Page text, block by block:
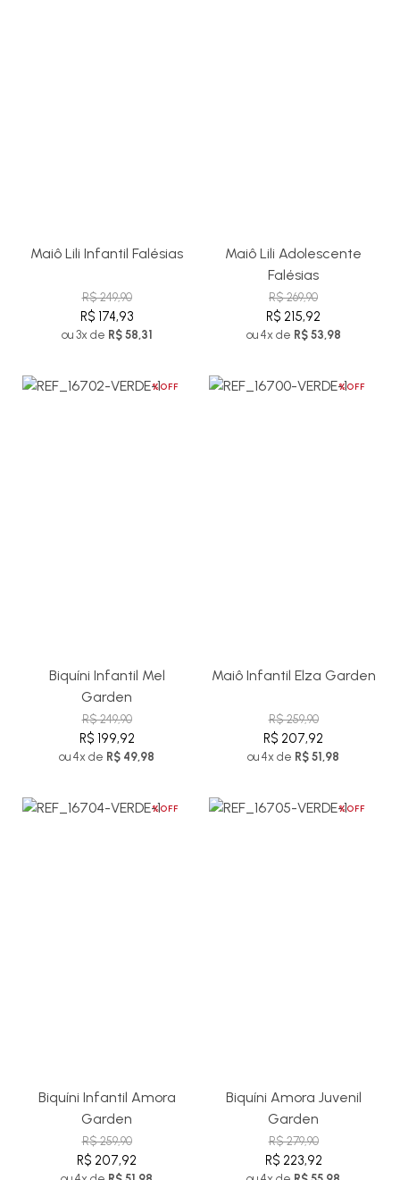
Maiô Lili Infantil Falésias
R$ 249,90
R$ 174,93
ou 3x de R$ 58,31
Maiô Lili Adolescente
Falésias
R$ 269,90
R$ 215,92
ou 4x de R$ 53,98
%OFF
Biquíni Infantil Mel
Garden
R$ 249,90
R$ 199,92
ou 4x de R$ 49,98
%OFF
Maiô Infantil Elza Garden
R$ 259,90
R$ 207,92
ou 4x de R$ 51,98
%OFF
Biquíni Infantil Amora
Garden
R$ 259,90
R$ 207,92
%OFF
Biquíni Amora Juvenil
Garden
R$ 279,90
R$ 223,92